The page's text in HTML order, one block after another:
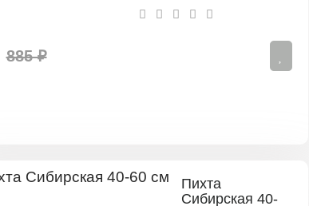
885 ₽
Пихта
Сибирская 40-